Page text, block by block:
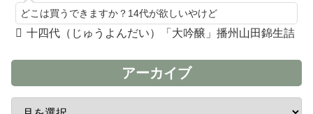
どこは買うできますか？14代が欲しいやけど
十四代（じゅうよんだい）「大吟醸」播州山田錦生詰
アーカイブ